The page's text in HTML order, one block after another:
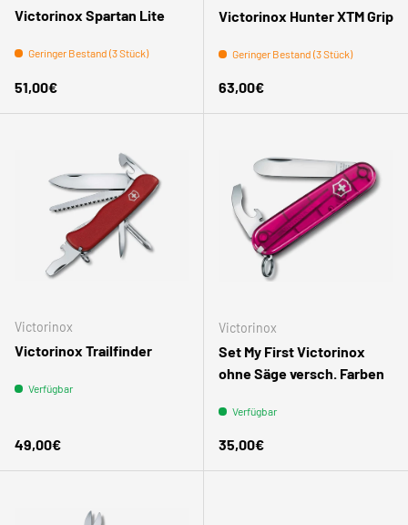
Victorinox Spartan Lite
Geringer Bestand (3 Stück)
Normaler Preis
51,00€
Victorinox Hunter XTM Grip
Geringer Bestand (3 Stück)
Normaler Preis
63,00€
Victorinox
Victorinox Trailfinder
Verfügbar
Normaler Preis
49,00€
Victorinox
Set My First Victorinox
ohne Säge versch. Farben
Verfügbar
Normaler Preis
35,00€